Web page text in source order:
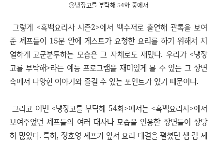
ⓒ냉장고를 부탁해 54화 중에서
그렇게 <흑백요리사 시즌2>에서 백수저로 출연해 관록을 보여
준 셰프들이 15분 안에 게스트가 요청한 요리를 하기 위해서 치
열하게 고군분투하는 모습은 그 자체로도 재밌다. 우리가 <냉장
고를 부탁해>라는 예능 프로그램을 재미있게 볼 수 있는 그 장면
속에서 다양한 이야기와 즐길 수 있는 포인트가 있기 때문이다.
그리고 이번 <냉장고를 부탁해 54화>에서는 <흑백요리사>에서
보여주었던 셰프들의 여러 대사나 모습을 인용한 장면들이 상당
히 많았다. 특히, 정호영 셰프가 앞서 요리 대결을 펼쳤던 샘 킴 셰